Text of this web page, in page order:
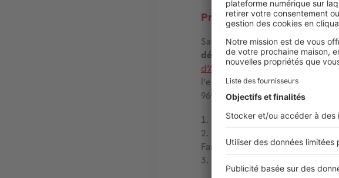
Profitez des aides de
Saviez-vous que le
déménagements? Pour
d'Allocations Familiales, en
l'ensemble de vos frais de
969,10 €. Pour cela, votre foyer
Compter au moins trois
Familiale (ALF).